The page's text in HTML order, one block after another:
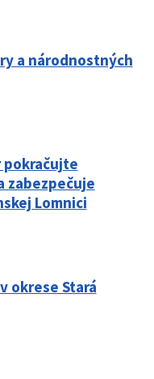
a národnostných
pokračujte
zabezpečuje
Lomnici
okrese Stará